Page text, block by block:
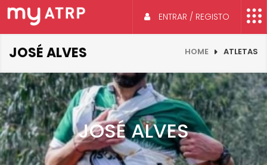
ENTRAR / REGISTO
JOSÉ ALVES HOME ATLETAS
JOSÉ ALVES